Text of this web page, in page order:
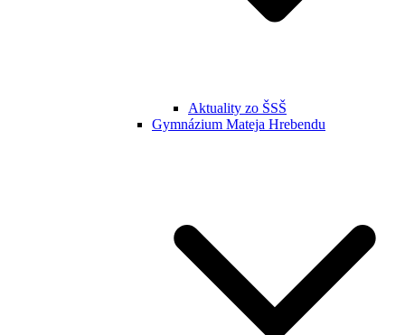
Aktuality zo ŠSŠ
Gymnázium Mateja Hrebendu